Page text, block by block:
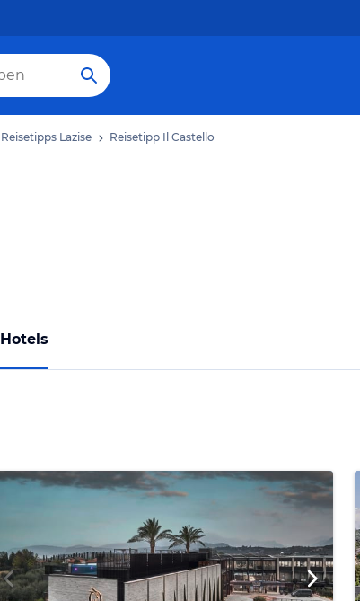
Reisetipps Lazise Reisetipp Il Castello
Hotels